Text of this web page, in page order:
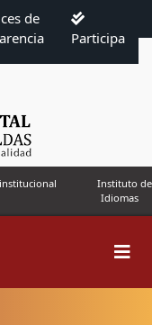
de
Participa
Instituto de
Idiomas